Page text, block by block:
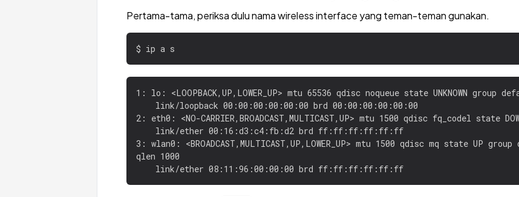
Pertama-tama, periksa dulu nama wireless interface yang teman-teman gunakan.
1: lo: <LOOPBACK,UP,LOWER_UP> mtu 65536 qdisc noqueue state UNKNOWN group
    link/loopback 00:00:00:00:00:00 brd 00:00:00:00:00:00
2: eth0: <NO-CARRIER,BROADCAST,MULTICAST,UP> mtu 1500 qdisc fq_codel state
    link/ether 00:16:d3:c4:fb:d2 brd ff:ff:ff:ff:ff:ff
3: wlan0: <BROADCAST,MULTICAST,UP,LOWER_UP> mtu 1500 qdisc mq state UP
qlen 1000